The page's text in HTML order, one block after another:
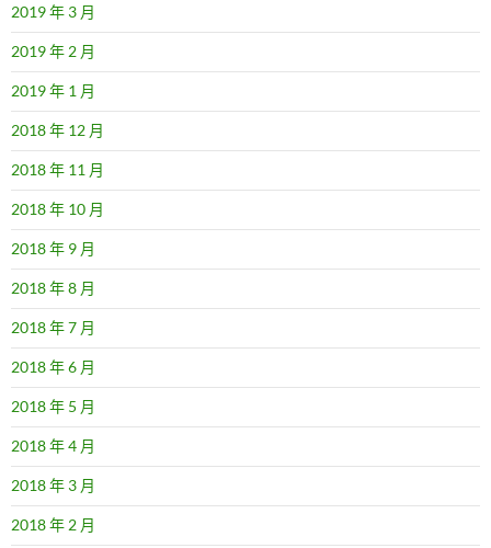
2019 年 3 月
2019 年 2 月
2019 年 1 月
2018 年 12 月
2018 年 11 月
2018 年 10 月
2018 年 9 月
2018 年 8 月
2018 年 7 月
2018 年 6 月
2018 年 5 月
2018 年 4 月
2018 年 3 月
2018 年 2 月